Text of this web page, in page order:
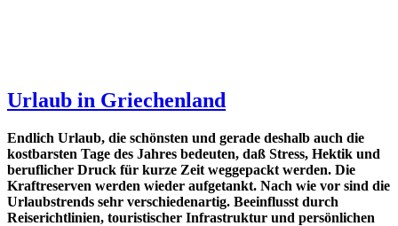
Urlaub in Griechenland
Endlich Urlaub, die schönsten und gerade deshalb auch die
kostbarsten Tage des Jahres bedeuten, daß Stress, Hektik und
beruflicher Druck für kurze Zeit weggepackt werden. Die
Kraftreserven werden wieder aufgetankt. Nach wie vor sind die
Urlaubstrends sehr verschiedenartig. Beeinflusst durch
Reiserichtlinien, touristischer Infrastruktur und persönlichen